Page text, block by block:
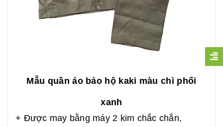
Mẫu quần áo bảo hộ kaki màu chì phối
xanh
+ Được may bằng máy 2 kim chắc chắn,